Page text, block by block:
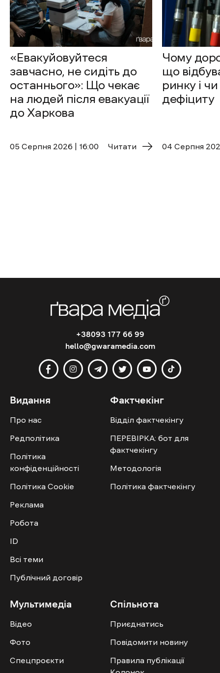
«Евакуйовуйтеся
завчасно, не сидіть до
останнього»: Що чекає
на людей після евакуації
до Харкова
05 Cерпня 2026 | 16:00 Читати
Чому
що
ринку і
дефіциту
04 Cерпня
+38093 177 66 99
hello@gwaramedia.com
Видання
Про нас
Редполітика
Політика
конфіденційності
Політика Cookie
Реклама
Робота
ID
Всі теми
Публічний договір
Фактчекінг
Відділ фактчекінгу
ПЕРЕВІРКА: бот для
фактчекінгу
Методологія
Політика фактчекінгу
Мультимедіа
Відео
Фото
Спецпроєкти
Спільнота
Приєднатись
Повідомити новину
Правила публікації